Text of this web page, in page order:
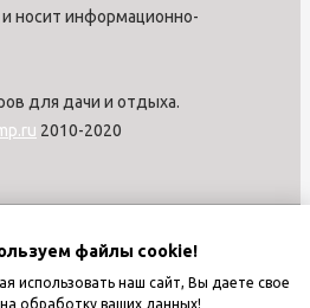
файлы cookie!
использовать наш сайт, Вы даете свое
обработку ваших данных!
носит информационно-
для дачи и отдыха.
2010-2020